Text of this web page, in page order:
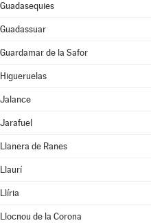
Guadasequies
Guadassuar
Guardamar de la Safor
Higueruelas
Jalance
Jarafuel
Llanera de Ranes
Llaurí
Llíria
Llocnou de la Corona